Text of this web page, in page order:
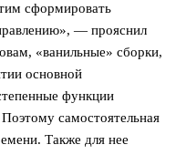
сформировать
— прояснил
«ванильные» сборки,
основной
функции
самостоятельная
Также для нее